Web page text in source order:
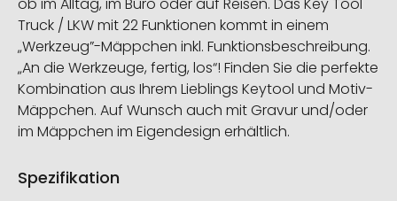
ob im Alltag, im Büro oder auf Reisen. Das Key Tool
Truck / LKW mit 22 Funktionen kommt in einem
„Werkzeug”-Mäppchen inkl. Funktionsbeschreibung.
„An die Werkzeuge, fertig, los“! Finden Sie die perfekte
Kombination aus Ihrem Lieblings Keytool und Motiv-
Mäppchen. Auf Wunsch auch mit Gravur und/oder
im Mäppchen im Eigendesign erhältlich.
Spezifikation